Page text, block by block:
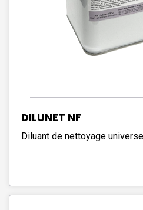
DILUNET NF
Diluant de nettoyage